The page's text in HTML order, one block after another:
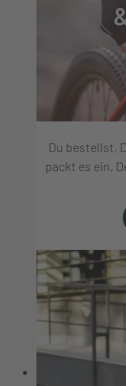
Du bestellst,
packt es ein,